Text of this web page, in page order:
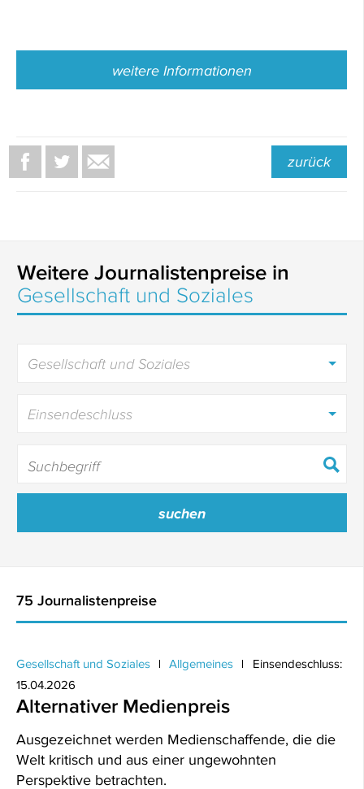
weitere Informationen
zurück
Weitere Journalistenpreise in
Gesellschaft und Soziales
Gesellschaft und Soziales
Einsendeschluss
75 Journalistenpreise
Gesellschaft und Soziales Allgemeines
Einsendeschluss:
15.04.2026
Alternativer Medienpreis
Ausgezeichnet werden Medienschaffende, die die
Welt kritisch und aus einer ungewohnten
Perspektive betrachten.